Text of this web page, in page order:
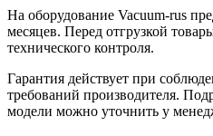
На оборудование Vacuum-rus
месяцев. Перед отгрузкой
технического контроля.
Гарантия действует при
требований производителя.
модели можно уточнить у